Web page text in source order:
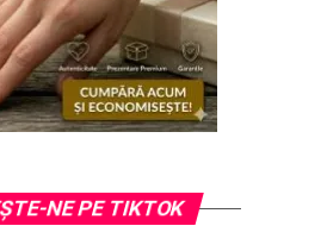
NE PE TIKTOK